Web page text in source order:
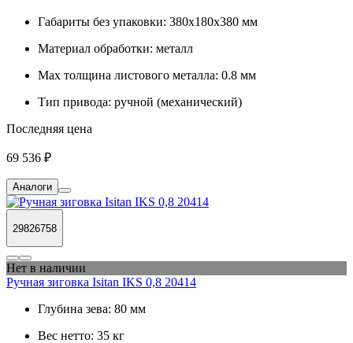
Габариты без упаковки: 380х180х380 мм
Материал обработки: металл
Max толщина листового металла: 0.8 мм
Тип привода: ручной (механический)
Последняя цена
69 536 ₽
Аналоги
29826758
Нет в наличии
Ручная зиговка Isitan IKS 0,8 20414
Глубина зева: 80 мм
Вес нетто: 35 кг